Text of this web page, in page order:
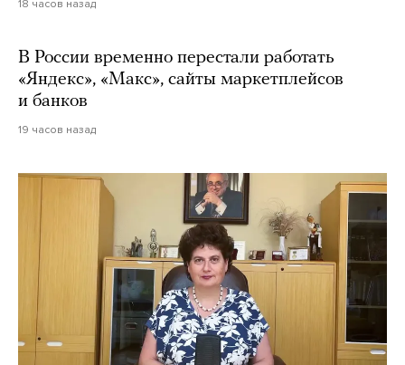
18 часов назад
В России временно перестали работать
«Яндекс», «Макс», сайты маркетплейсов
и банков
19 часов назад